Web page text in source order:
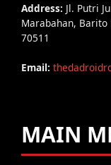
Address: Jl. Putri
Marabahan, Barito
70511
Email:
MAIN